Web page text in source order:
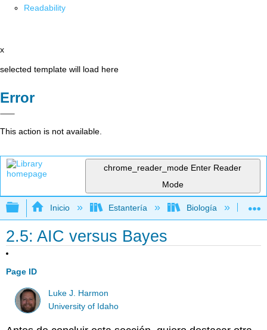
Readability
x
selected template will load here
Error
This action is not available.
chrome_reader_mode Enter Reader
Mode
Expandir/contraer jerarquía global
Inicio Estantería Biología
2.5: AIC versus Bayes
Page ID
Luke J. Harmon
University of Idaho